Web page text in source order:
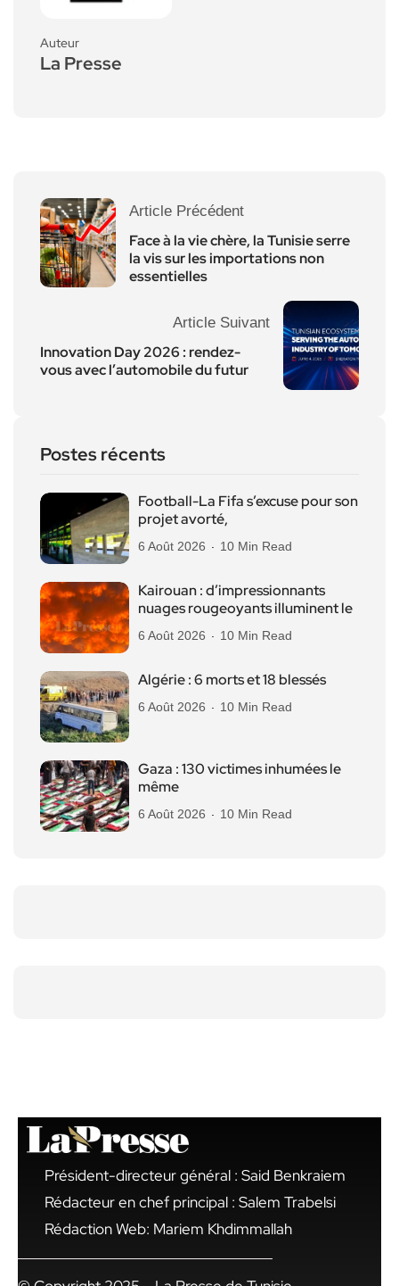
Auteur
La Presse
Article Précédent
Face à la vie chère, la Tunisie serre
la vis sur les importations non
essentielles
Article Suivant
Innovation Day 2026 : rendez-
vous avec l’automobile du futur
Postes récents
Football-La Fifa s’excuse pour son
projet avorté,
6 Août 2026 10 Min Read
Kairouan : d’impressionnants
nuages rougeoyants illuminent le
6 Août 2026 10 Min Read
Algérie : 6 morts et 18 blessés
6 Août 2026 10 Min Read
Gaza : 130 victimes inhumées le
même
6 Août 2026 10 Min Read
Président-directeur général : Said Benkraiem
Rédacteur en chef principal : Salem Trabelsi
Rédaction Web: Mariem Khdimmallah